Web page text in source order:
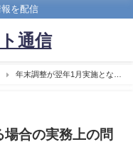
を配信
通信
年末調整が翌年1月実施となる
合の実務上の問